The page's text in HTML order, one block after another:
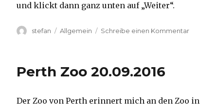
und klickt dann ganz unten auf „Weiter“.
Autor
stefan Kategorien
Allgemein Schreibe einen Kommentarzu
Perth
Perth Zoo 20.09.2016
Der Zoo von Perth erinnert mich an den Zoo in